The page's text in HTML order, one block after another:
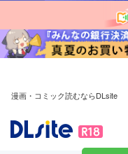
漫画・コミック読むならDLsite